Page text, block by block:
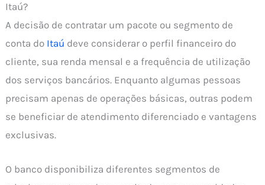
Itaú?
A decisão de contratar um pacote ou segmento de
conta do Itaú deve considerar o perfil financeiro do
cliente, sua renda mensal e a frequência de utilização
dos serviços bancários. Enquanto algumas pessoas
precisam apenas de operações básicas, outras podem
se beneficiar de atendimento diferenciado e vantagens
exclusivas.
O banco disponibiliza diferentes segmentos de